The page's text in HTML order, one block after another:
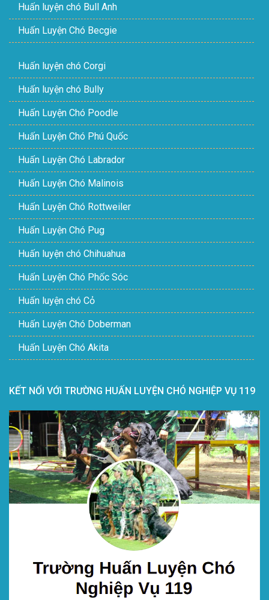
Huấn luyện chó Bull Anh
Huấn Luyện Chó Becgie
Huấn luyện chó Corgi
Huấn luyện chó Bully
Huấn Luyện Chó Poodle
Huấn Luyện Chó Phú Quốc
Huấn Luyện Chó Labrador
Huấn Luyện Chó Malinois
Huấn Luyện Chó Rottweiler
Huấn Luyện Chó Pug
Huấn luyện chó Chihuahua
Huấn Luyện Chó Phốc Sóc
Huấn luyện chó Cỏ
Huấn Luyện Chó Doberman
Huấn Luyện Chó Akita
KẾT NỐI VỚI TRƯỜNG HUẤN LUYỆN CHÓ NGHIỆP VỤ 119